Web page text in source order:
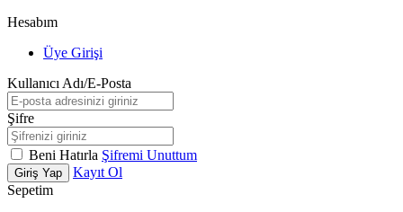
Hesabım
Üye Girişi
Kullanıcı Adı/E-Posta
Şifre
Beni Hatırla Şifremi Unuttum
Giriş Yap
Kayıt Ol
Sepetim